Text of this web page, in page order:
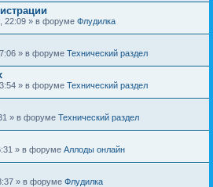
22:09 » в форуме Флудилка
» в форуме Технический раздел
» в форуме Технический раздел
» в форуме Технический раздел
» в форуме Аллоды онлайн
» в форуме Флудилка